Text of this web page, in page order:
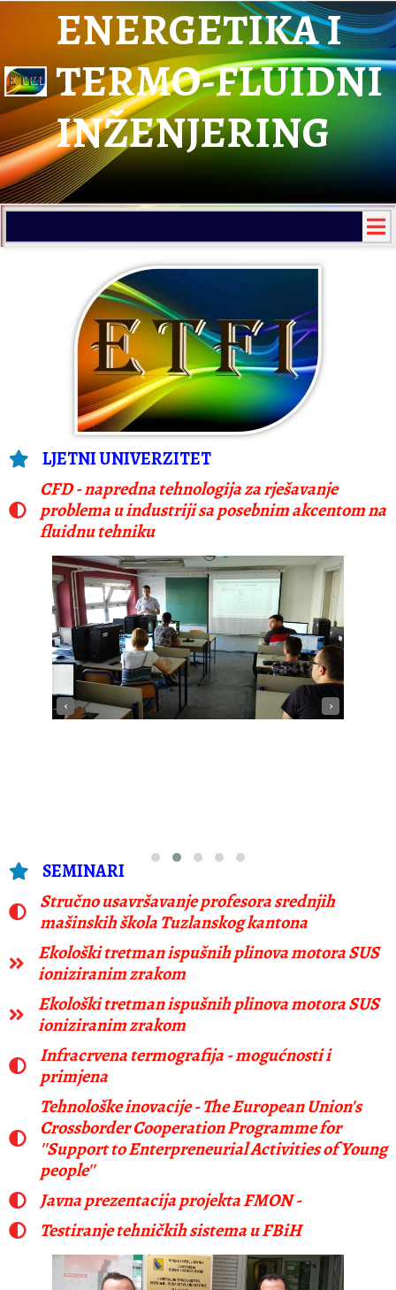
ENERGETIKA I
TERMO-FLUIDNI
INŽENJERING
LJETNI UNIVERZITET
CFD - napredna tehnologija za rješavanje
problema u industriji sa posebnim akcentom na
fluidnu tehniku
‹ ›
SEMINARI
Stručno usavršavanje profesora srednjih
mašinskih škola Tuzlanskog kantona
Ekološki tretman ispušnih plinova motora SUS
ioniziranim zrakom
Ekološki tretman ispušnih plinova motora SUS
ioniziranim zrakom
Infracrvena termografija - mogućnosti i
primjena
Tehnološke inovacije - The European Union's
Crossborder Cooperation Programme for
''Support to Enterpreneurial Activities of Young
people''
Javna prezentacija projekta FMON -
Testiranje tehničkih sistema u FBiH